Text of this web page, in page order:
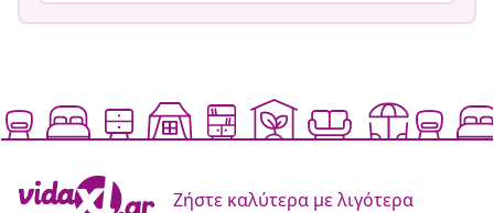
Ζήστε καλύτερα με λιγότερα